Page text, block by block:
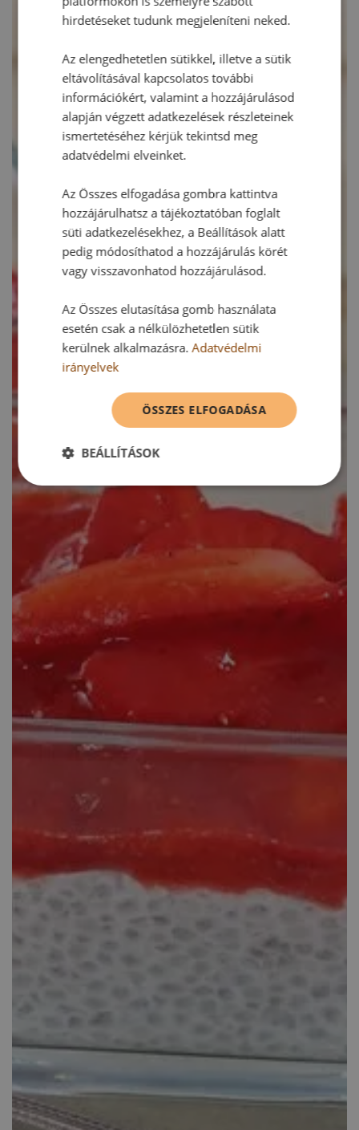
hirdetéseket tudunk megjeleníteni neked.
Az elengedhetetlen sütikkel, illetve a sütik
eltávolításával kapcsolatos további
információkért, valamint a hozzájárulásod
alapján végzett adatkezelések részleteinek
ismertetéséhez kérjük tekintsd meg
adatvédelmi elveinket.
Az Összes elfogadása gombra kattintva
hozzájárulhatsz a tájékoztatóban foglalt
süti adatkezelésekhez, a Beállítások alatt
pedig módosíthatod a hozzájárulás körét
vagy visszavonhatod hozzájárulásod.
Az Összes elutasítása gomb használata
esetén csak a nélkülözhetetlen sütik
kerülnek alkalmazásra.Adatvédelmi
irányelvek
ÖSSZES ELFOGADÁSA
BEÁLLÍTÁSOK